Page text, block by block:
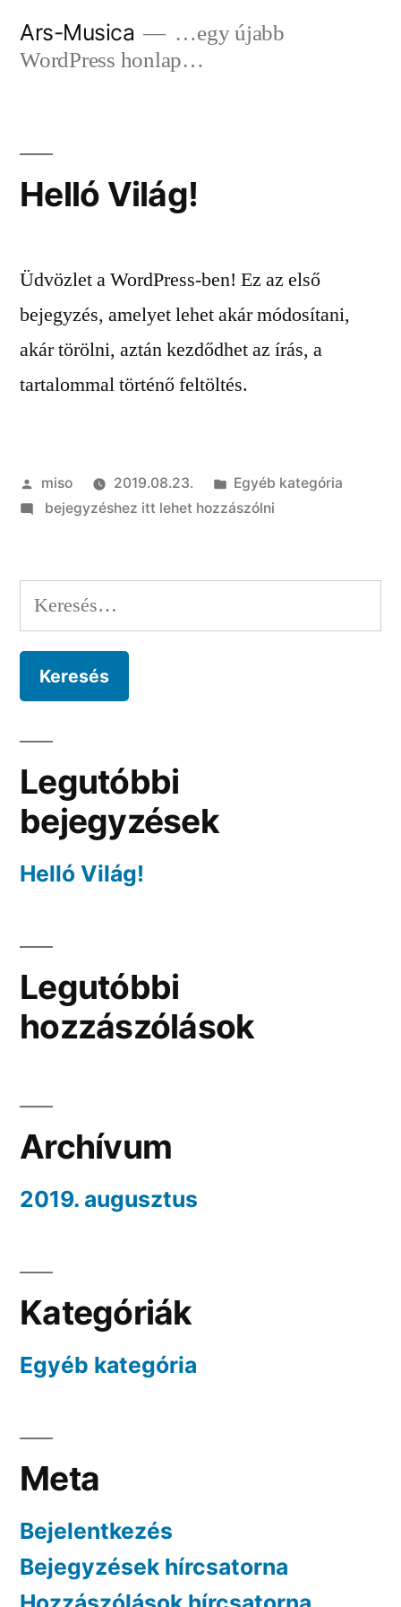
Ars-Musica
…egy újabb
WordPress honlap…
Helló Világ!
Üdvözlet a WordPress-ben! Ez az első
bejegyzés, amelyet lehet akár módosítani,
akár törölni, aztán kezdődhet az írás, a
tartalommal történő feltöltés.
Szerző:
miso 2019.08.23. Kategória:
Egyéb kategória
on
bejegyzéshez itt lehet hozzászólni
Keresés:
Legutóbbi
bejegyzések
Helló Világ!
Legutóbbi
hozzászólások
Archívum
2019. augusztus
Kategóriák
Egyéb kategória
Meta
Bejelentkezés
Bejegyzések hírcsatorna